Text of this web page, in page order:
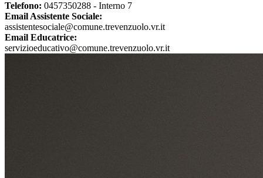
Telefono: 0457350288 - Interno 7
Email Assistente Sociale:
assistentesociale@comune.trevenzuolo.vr.it
Email Educatrice:
servizioeducativo@comune.trevenzuolo.vr.it